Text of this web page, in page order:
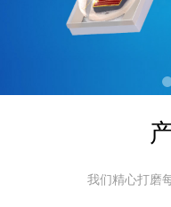
我们精心打磨